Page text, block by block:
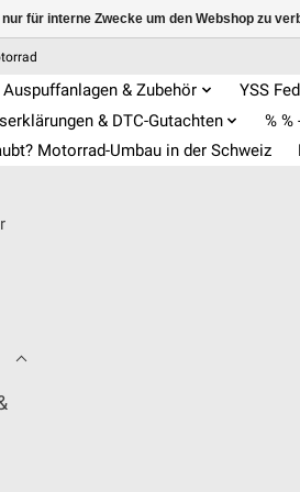
& Zubehör YSS
& DTC-Gutachten
% %
Motorrad-Umbau in der Schweiz
für interne Zwecke um den Webshop zu